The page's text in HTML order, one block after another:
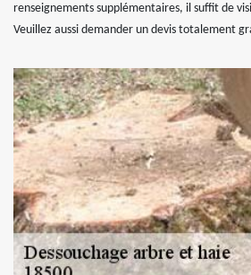
renseignements supplémentaires, il suffit de
Veuillez aussi demander un devis totalement